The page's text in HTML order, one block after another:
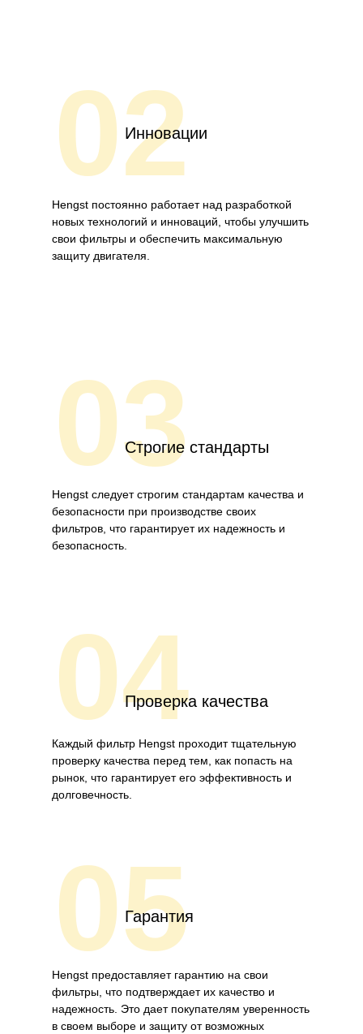
02
Инновации
Hengst постоянно работает над разработкой
новых технологий и инноваций, чтобы улучшить
свои фильтры и обеспечить максимальную
защиту двигателя.
03Строгие стандарты
Hengst следует строгим стандартам качества и
безопасности при производстве своих
фильтров, что гарантирует их надежность и
безопасность.
04Проверка качества
Каждый фильтр Hengst проходит тщательную
проверку качества перед тем, как попасть на
рынок, что гарантирует его эффективность и
долговечность.
05
Гарантия
Hengst предоставляет гарантию на свои
фильтры, что подтверждает их качество и
надежность. Это дает покупателям уверенность
в своем выборе и защиту от возможных